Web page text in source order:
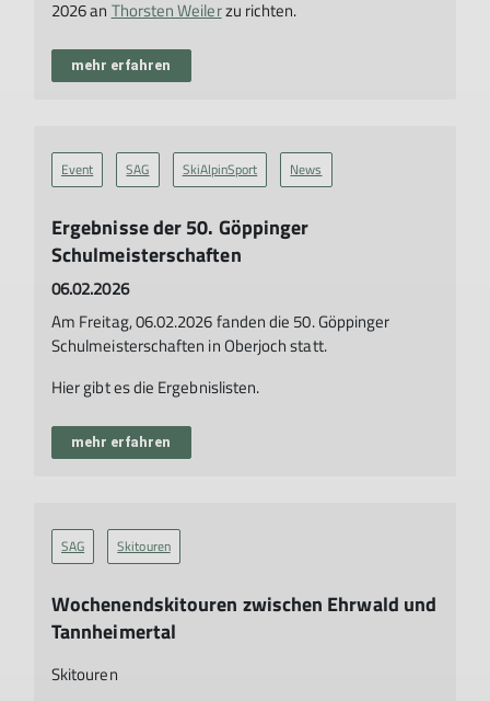
2026 an Thorsten Weilerzu richten.
mehr erfahren
Event SAG SkiAlpinSport News
Ergebnisse der 50. Göppinger
Schulmeisterschaften
06.02.2026
Am Freitag, 06.02.2026 fanden die 50. Göppinger
Schulmeisterschaften in Oberjoch statt.
Hier gibt es die Ergebnislisten.
mehr erfahren
SAG Skitouren
Wochenendskitouren zwischen Ehrwald und
Tannheimertal
Skitouren